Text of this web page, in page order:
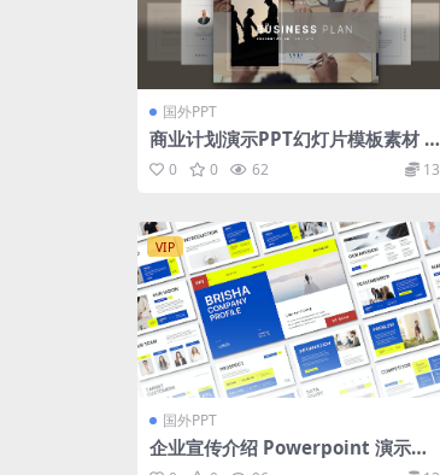
国外PPT
商业计划演示PPT幻灯片模板素材 B
usiness Plan PowerPoint Prese
ntation Template
0 0 62 13
VIP
国外PPT
企业宣传介绍 Powerpoint 演示模
板 Brisha Powerpoint Presentat